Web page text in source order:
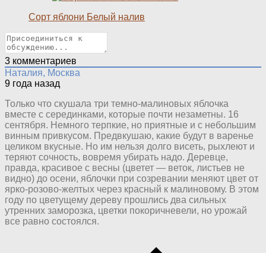
Сорт яблони Белый налив
3 комментариев
Наталия, Москва
9 года назад
Только что скушала три темно-малиновых яблочка
вместе с серединками, которые почти незаметны. 16
сентября. Немного терпкие, но приятные и с небольшим
винным привкусом. Предвкушаю, какие будут в варенье
целиком вкусные. Но им нельзя долго висеть, рыхлеют и
теряют сочность, вовремя убирать надо. Деревце,
правда, красивое с весны (цветет — веток, листьев не
видно) до осени, яблочки при созревании меняют цвет от
ярко-розово-желтых через красный к малиновому. В этом
году по цветущему дереву прошлись два сильных
утренних заморозка, цветки покоричневели, но урожай
все равно состоялся.